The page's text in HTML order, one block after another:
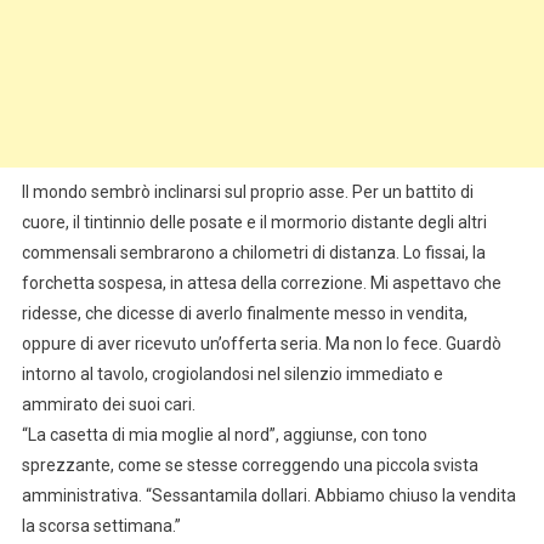
Il mondo sembrò inclinarsi sul proprio asse. Per un battito di
cuore, il tintinnio delle posate e il mormorio distante degli altri
commensali sembrarono a chilometri di distanza. Lo fissai, la
forchetta sospesa, in attesa della correzione. Mi aspettavo che
ridesse, che dicesse di averlo finalmente messo in vendita,
oppure di aver ricevuto un’offerta seria. Ma non lo fece. Guardò
intorno al tavolo, crogiolandosi nel silenzio immediato e
ammirato dei suoi cari.
“La casetta di mia moglie al nord”, aggiunse, con tono
sprezzante, come se stesse correggendo una piccola svista
amministrativa. “Sessantamila dollari. Abbiamo chiuso la vendita
la scorsa settimana.”